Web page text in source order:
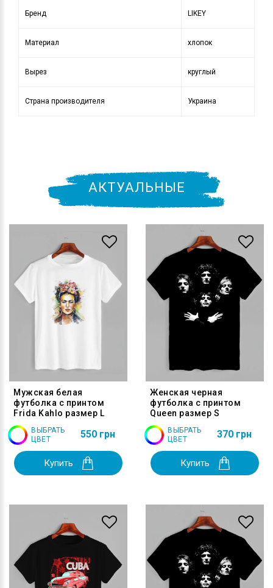
Бренд LIKEY
Материал хлопок
Вырез круглый
Страна производителя Украина
АКТУАЛЬНЫЕ
Мужская белая
футболка с принтом
Frida Kahlo размер L
ВЫБРАТЬ
ЦВЕТ
550 грн
Купить
Женская черная
футболка с принтом
Queen размер S
ВЫБРАТЬ
ЦВЕТ
370 грн
Купить